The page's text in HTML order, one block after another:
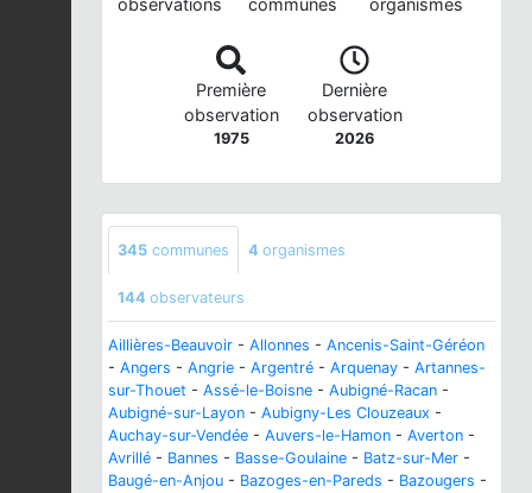
Première
observation
1975
Dernière
observation
2026
345 communes 4 organismes
144 observateurs
Aillières-Beauvoir - Allonnes - Ancenis-Saint-Géréon
- Angers - Angrie - Argentré - Arquenay - Artannes-
sur-Thouet - Assé-le-Boisne - Aubigné-Racan -
Aubigné-sur-Layon - Aubigny-Les Clouzeaux -
Auchay-sur-Vendée - Auvers-le-Hamon - Averton -
Avrillé - Bannes - Basse-Goulaine - Batz-sur-Mer -
Baugé-en-Anjou - Bazoges-en-Pareds - Bazougers -